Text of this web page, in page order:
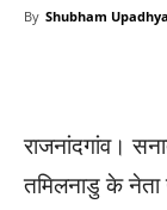
By Shubham
राजनांदगांव।
तमिलनाडु के नेता